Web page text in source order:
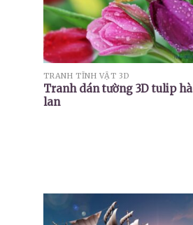
TRANH TĨNH VẬT 3D
Tranh dán tường 3D tulip hà
lan